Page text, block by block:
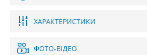
ХАРАКТЕРИСТИКИ
ФОТО-ВІДЕО